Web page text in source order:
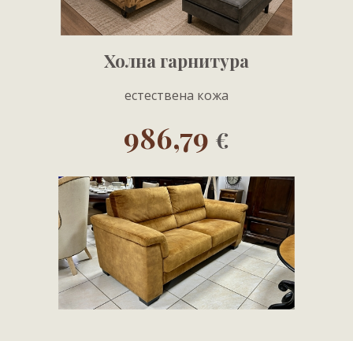
Холна гарнитура
естествена кожа
986,79 €